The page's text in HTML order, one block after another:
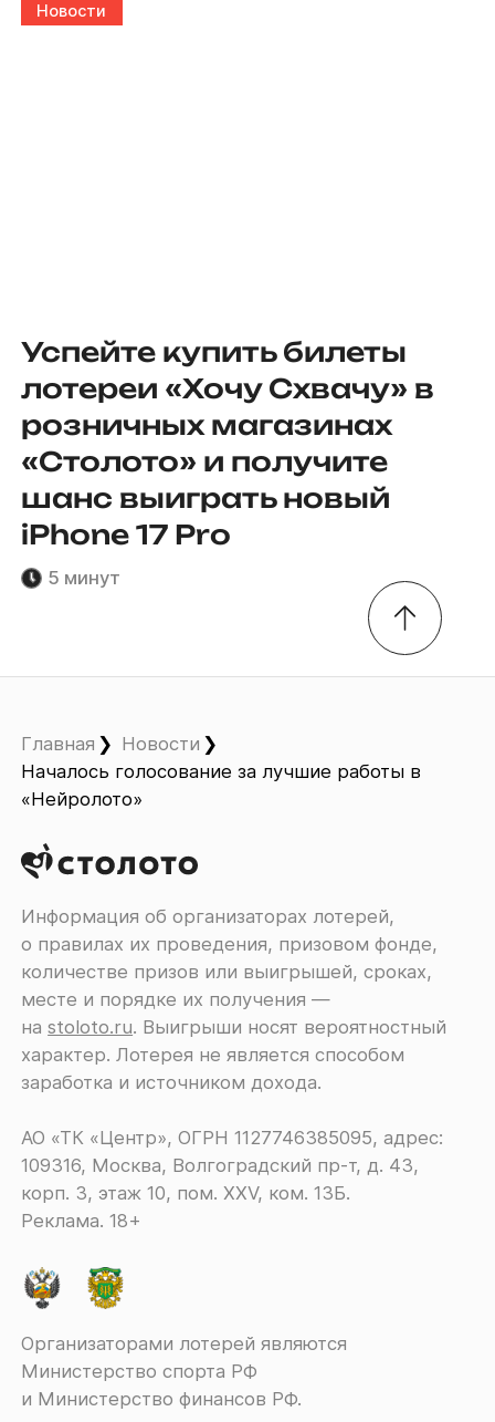
Новости
Успейте купить билеты
лотереи «Хочу Схвачу» в
розничных магазинах
«Столото» и получите
шанс выиграть новый
iPhone 17 Pro
5 минут
Главная
Новости
Началось голосование за лучшие работы в
«Нейролото»
Информация об организаторах лотерей,
о правилах их проведения, призовом фонде,
количестве призов или выигрышей, сроках,
месте и порядке их получения ―
наstoloto.ru. Выигрыши носят вероятностный
характер. Лотерея не является способом
заработка и источником дохода.
АО «ТК «Центр», ОГРН 1127746385095, адрес:
109316, Москва, Волгоградский пр-т, д. 43,
корп. 3, этаж 10, пом. XXV, ком. 13Б.
Реклама. 18+
Организаторами лотерей являются
Министерство спорта РФ
и Министерство финансов РФ.